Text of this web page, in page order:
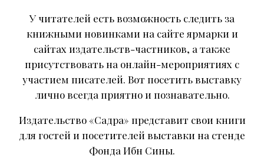
У читателей есть возможность следить за
книжными новинками на сайте ярмарки и
сайтах издательств-частников, а также
присутствовать на онлайн-мероприятиях с
участием писателей. Вот посетить выставку
лично всегда приятно и познавательно.
Издательство «Садра» представит свои книги
для гостей и посетителей выставки на стенде
Фонда Ибн Сины.